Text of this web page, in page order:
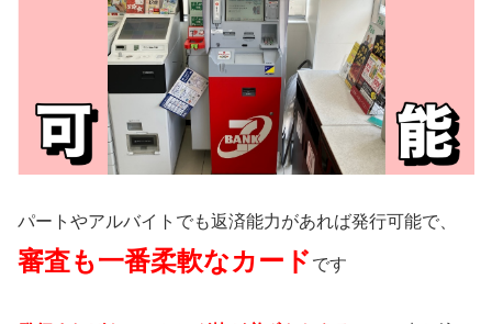
パートやアルバイトでも返済能力があれば発行可能で、
審査も一番柔軟なカード です